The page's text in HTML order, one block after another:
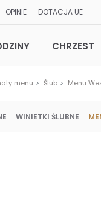
OPINIE DOTACJA UE
CHRZEST
menu Ślub Menu
WINIETKI ŚLUBNE